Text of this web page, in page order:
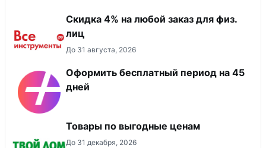
Скидка 4% на любой заказ для физ.
лиц
До 31 августа, 2026
Оформить бесплатный период на 45
дней
Товары по выгодные ценам
До 31 декабря, 2026